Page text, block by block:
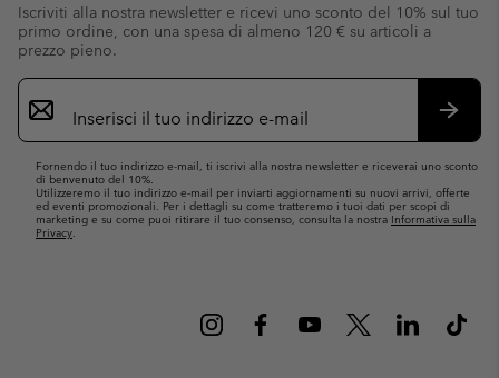
Iscriviti alla nostra newsletter e ricevi uno sconto del 10% sul tuo
primo ordine, con una spesa di almeno 120 € su articoli a
prezzo pieno.
Iscrizione
e-
mail
Fornendo il tuo indirizzo e-mail, ti iscrivi alla nostra newsletter e riceverai uno sconto
di benvenuto del 10%.
Utilizzeremo il tuo indirizzo e-mail per inviarti aggiornamenti su nuovi arrivi, offerte
ed eventi promozionali. Per i dettagli su come tratteremo i tuoi dati per scopi di
marketing e su come puoi ritirare il tuo consenso, consulta la nostra Informativa sulla
Privacy.